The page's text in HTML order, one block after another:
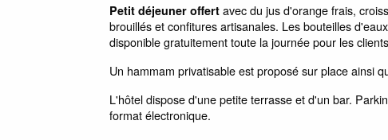
Petit déjeuner offert avec du jus d'orange frais,
brouillés et confitures artisanales. Les bouteilles
disponible gratuitement toute la journée pour les
Un hammam privatisable est proposé sur place ainsi
L'hôtel dispose d'une petite terrasse et d'un bar.
format électronique.